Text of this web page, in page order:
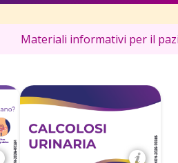
Materiali informativi per il